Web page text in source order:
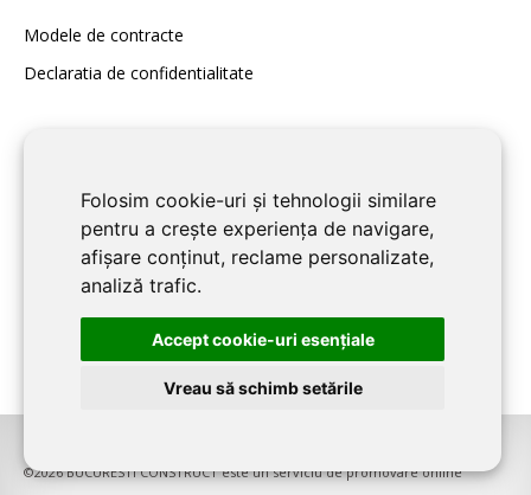
Folosim cookie-uri și tehnologii similare
pentru a crește experiența de navigare,
afișare conținut, reclame personalizate,
analiză trafic.
Accept cookie-uri esenţiale
Vreau să schimb setările
Modele de contracte
Declaratia de confidentialitate
©2026BUCURESTI CONSTRUCTeste un serviciu de promovare online